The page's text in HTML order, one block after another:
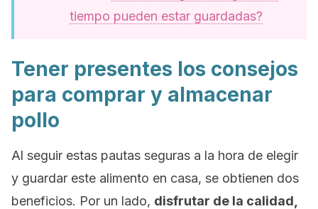
tiempo pueden estar guardadas?
Tener presentes los consejos
para comprar y almacenar
pollo
Al seguir estas pautas seguras a la hora de elegir
y guardar este alimento en casa, se obtienen dos
beneficios. Por un lado, disfrutar de la calidad,